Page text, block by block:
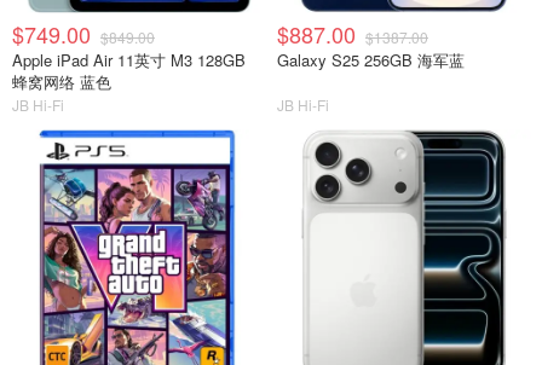
$749.00 $849.00
Apple iPad Air 11英寸 M3 128GB
蜂窝网络 蓝色
JB Hi-Fi
$887.00 $1387.00
Galaxy S25 256GB 海军蓝
JB Hi-Fi